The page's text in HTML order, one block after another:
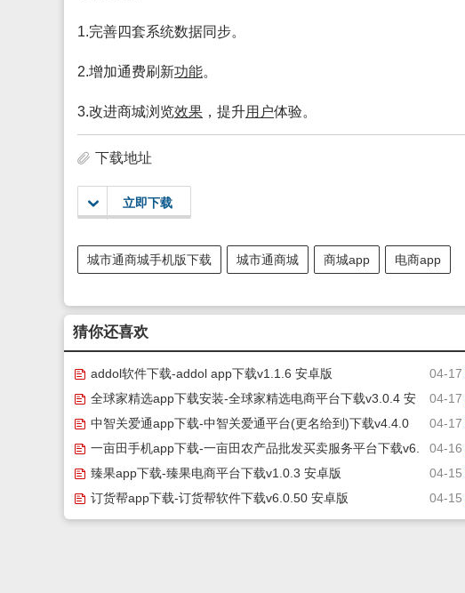
1.完善四套系统数据同步。
2.增加通费刷新功能。
3.改进商城浏览效果 ，提升用户体验。
下载地址
立即下载
城市通商城手机版下载 城市通商城 商城app 电商app
猜你还喜欢
04-17
addol软件下载-addol app下载v1.1.6 安卓版
04-17
全球家精选app下载安装-全球家精选电商平台下载v3.0.4 安
卓版
04-17
中智关爱通app下载-中智关爱通平台(更名给到)下载v4.4.0
安卓版
04-16
一亩田手机app下载-一亩田农产品批发买卖服务平台下载v6.
22.02 安卓官方版
04-15
臻果app下载-臻果电商平台下载v1.0.3 安卓版
04-15
订货帮app下载-订货帮软件下载v6.0.50 安卓版